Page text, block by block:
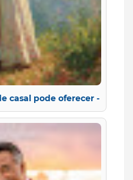
casal pode oferecer -